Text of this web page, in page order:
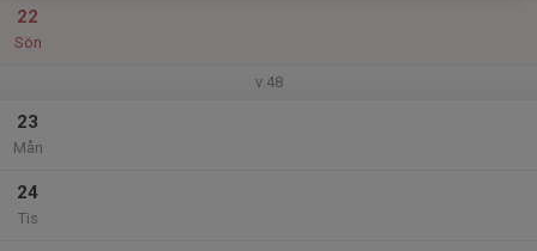
22
Sön
v.48
23
Mån
24
Tis